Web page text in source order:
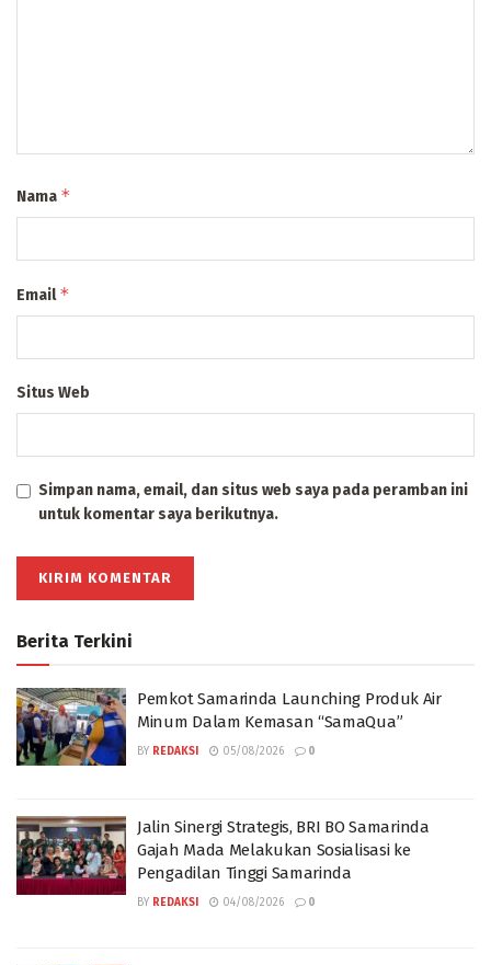
Nama *
Email*
Situs Web
Simpan nama, email, dan situs web saya pada peramban ini
untuk komentar saya berikutnya.
Berita Terkini
Pemkot Samarinda Launching Produk Air
Minum Dalam Kemasan “SamaQua”
BY REDAKSI 05/08/2026 0
Jalin Sinergi Strategis, BRI BO Samarinda
Gajah Mada Melakukan Sosialisasi ke
Pengadilan Tinggi Samarinda
BY REDAKSI 04/08/2026 0